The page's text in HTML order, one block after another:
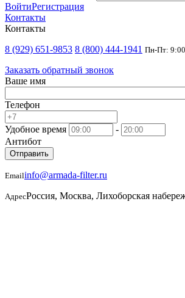
ВойтиРегистрация
Контакты
Контакты
8 (929) 651-9853 8 (800) 444-1941 Пн-Пт:
Заказать обратный звонок
Ваше имя
Телефон
Удобное время
-
Антибот
Отправить
Emailinfo@armada-filter.ru
АдресРоссия, Москва, Лихоборская